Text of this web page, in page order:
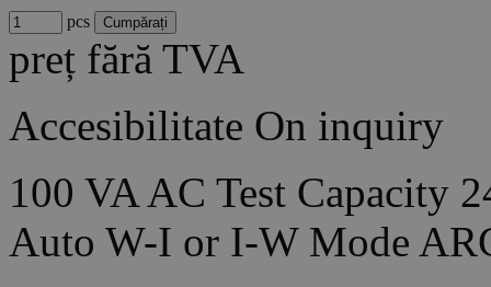
pcs
preț fără TVA
Accesibilitate On inquiry
100 VA AC Test Capacity
Auto W-I or I-W Mode